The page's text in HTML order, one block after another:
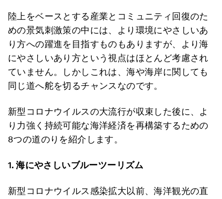
陸上をベースとする産業とコミュニティ回復のた
めの景気刺激策の中には、より環境にやさしいあ
り方への躍進を目指すものもありますが、より海
にやさしいあり方という視点はほとんど考慮され
ていません。しかしこれは、海や海岸に関しても
同じ道へ舵を切るチャンスなのです。
新型コロナウイルスの大流行が収束した後に、よ
り力強く持続可能な海洋経済を再構築するための
8つの道のりを紹介します。
1.海にやさしいブルーツーリズム
新型コロナウイルス感染拡大以前、海洋観光の直